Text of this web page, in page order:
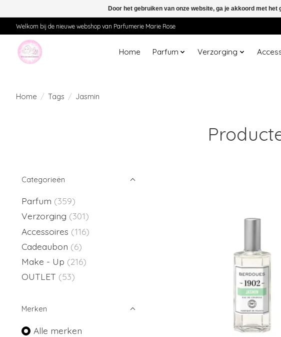
Welkom bij de nieuwe webshop van Parfumerie Marie Rose
Home Parfum Verzorging
Home / Tags / Jasmin
Categorieën
Parfum (359)
Verzorging (301)
Accessoires (116)
Cadeaubon (6)
Make - Up (216)
OUTLET (53)
Merken
Alle merken
Door het gebruiken van onze website, ga je akkoord met